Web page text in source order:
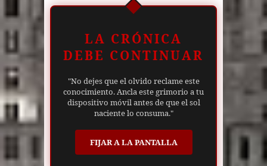
LA CRÓNICA
DEBE CONTINUAR
"No dejes que el olvido reclame este
conocimiento. Ancla este grimorio a tu
dispositivo móvil antes de que el sol
naciente lo consuma."
FIJAR A LA PANTALLA